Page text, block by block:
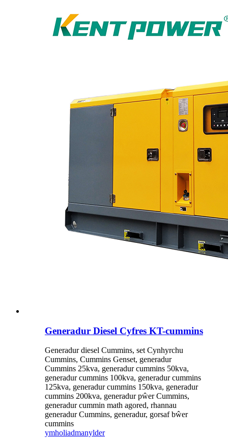
Generadur Diesel Cyfres KT-cummins
Generadur diesel Cummins, set Cynhyrchu
Cummins, Cummins Genset, generadur
Cummins 25kva, generadur cummins 50kva,
generadur cummins 100kva, generadur cummins
125kva, generadur cummins 150kva, generadur
cummins 200kva, generadur pŵer Cummins,
generadur cummin math agored, rhannau
generadur Cummins, generadur, gorsaf bŵer
cummins
ymholiadmanylder